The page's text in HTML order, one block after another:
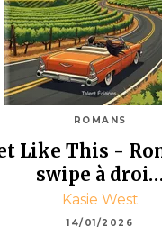
ROMANS
Like This -
swipe à droi…
Kasie West
14/01/2026